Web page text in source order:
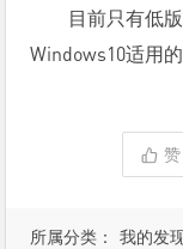
所属分类： 我的发
目前只有低
Windows10适用的
赞